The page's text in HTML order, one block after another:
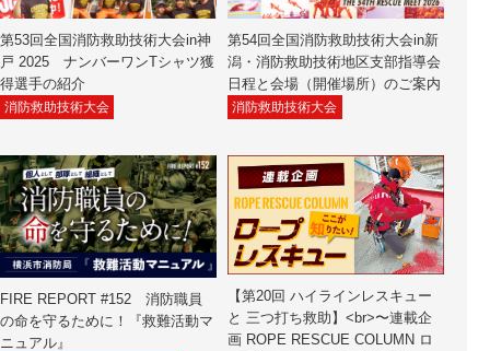
第53回全国消防救助技術大会in神
戸 2025 ナンバーワンTシャツ獲
得選手の紹介
消防救助技術大会
第54回全国消防救助技術大会in新
潟・消防救助技術地区支部指導会
日程と会場（開催場所）のご案内
消防救助技術大会
FIRE REPORT #152 消防職員
の命を守るために！『救難活動マ
ニュアル』
【第20回 ハイラインレスキュー
と 三つ打ち救助】<br>〜連載企
画 ROPE RESCUE COLUMN ロ